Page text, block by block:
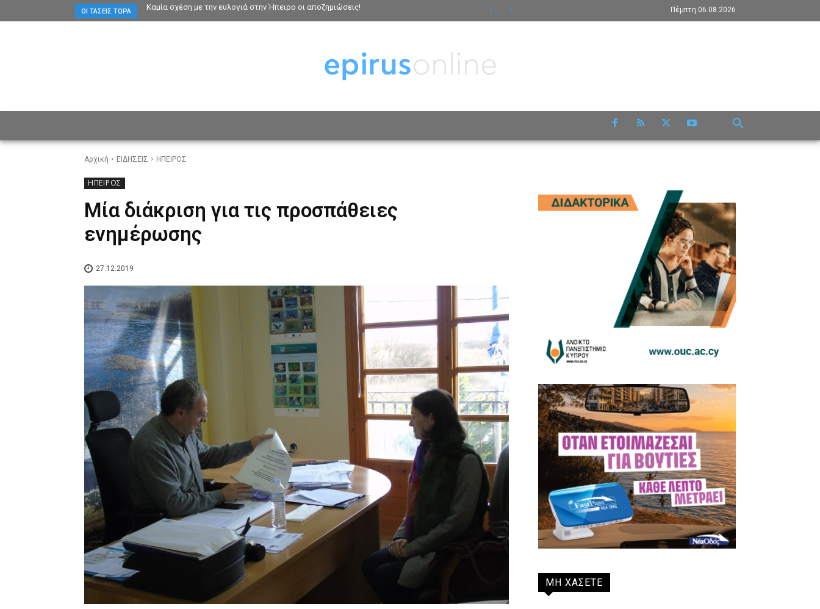
ΟΙ ΤΆΣΕΙΣ ΤΏΡΑ Καμία σχέση με την ευλογιά στην Ήπειρο οι αποζημιώσεις! Πέμπτη 06.08.2026
Αρχική ΕΙΔΗΣΕΙΣ ΗΠΕΙΡΟΣ
ΗΠΕΙΡΟΣ
Μία διάκριση για τις προσπάθειες
ενημέρωσης
27.12.2019
ΜΗ ΧΑΣΕΤΕ